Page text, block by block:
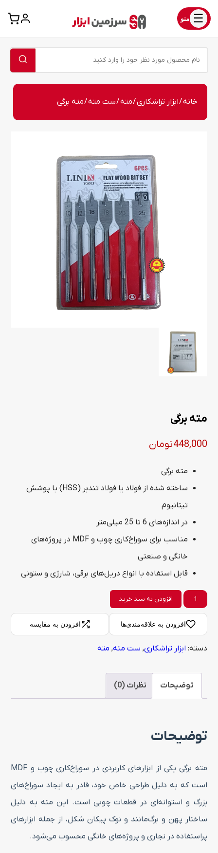
☰ منو
خانه/ابزار تراشکاری/مته/ست مته/ مته برگی
مته برگی
448,000تومان
مته برگی
ساخته شده از فولاد یا فولاد تندبر (HSS) با پوشش
تیتانیوم
در اندازه‌های 6 تا 25 میلی‌متر
مناسب برای سوراخ‌کاری چوب و MDF در پروژه‌های
خانگی و صنعتی
قابل استفاده با انواع دریل‌های برقی، شارژی و ستونی
مته
برگی
عدد
افزودن به سبد خرید
افزودن به علاقه‌مندی‌ها افزودن به مقایسه
دسته: ابزار تراشکاری, ست مته, مته
توضیحات نظرات (0)
توضیحات
مته برگی یکی از ابزارهای کاربردی در سوراخ‌کاری چوب و MDF
است که به دلیل طراحی خاص خود، قادر به ایجاد سوراخ‌های
بزرگ و استوانه‌ای در قطعات چوبی است. این مته به دلیل
ساختار پهن و برگ‌مانند و نوک پیکان‌ شکل، از جمله ابزارهای
پراستفاده در نجاری و پروژه‌های خانگی محسوب می‌شود.